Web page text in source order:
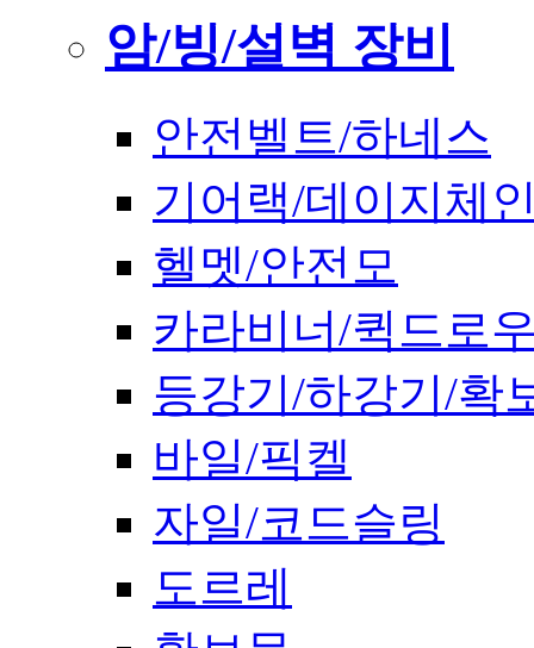
암/빙/설벽 장비
안전벨트/하네스
기어랙/데이지체
헬멧/안전모
카라비너/퀵드로
등강기/하강기/확
바일/픽켈
자일/코드슬링
도르레